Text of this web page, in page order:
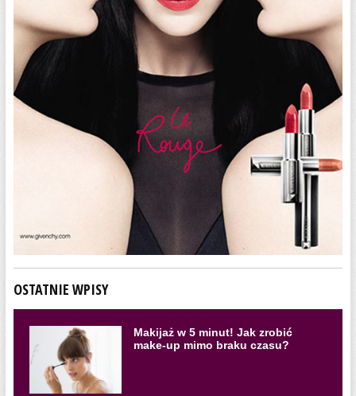
OSTATNIE WPISY
Makijaż w 5 minut! Jak zrobić
make-up mimo braku czasu?